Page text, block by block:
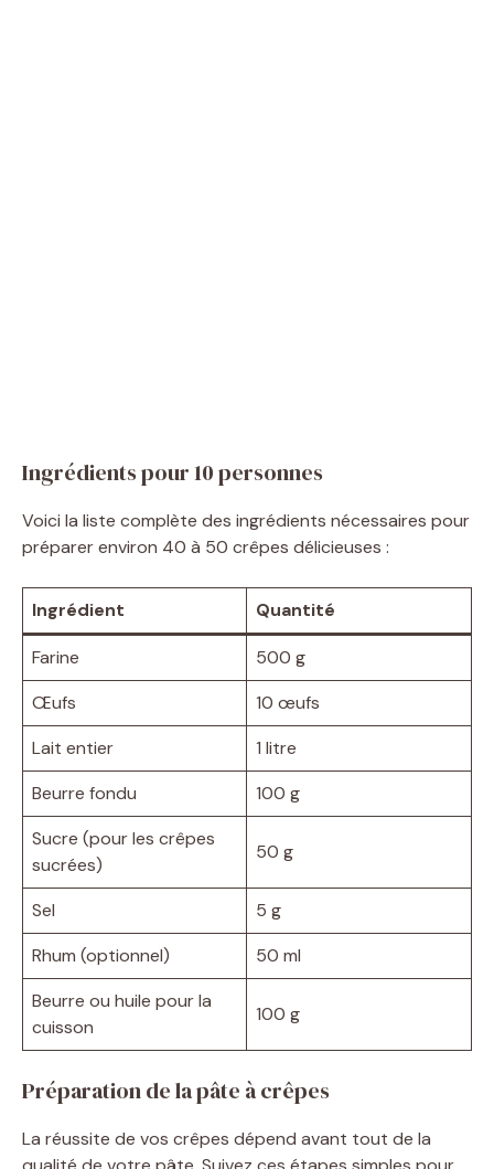
Ingrédients pour 10 personnes
Voici la liste complète des ingrédients nécessaires pour
préparer environ 40 à 50 crêpes délicieuses :
Ingrédient Quantité
Farine
500 g
Œufs
10 œufs
Lait entier
1 litre
Beurre fondu
100 g
Sucre (pour les crêpes
sucrées)
50 g
Sel
5 g
Rhum (optionnel)
50 ml
Beurre ou huile pour la
cuisson
100 g
Préparation de la pâte à crêpes
La réussite de vos crêpes dépend avant tout de la